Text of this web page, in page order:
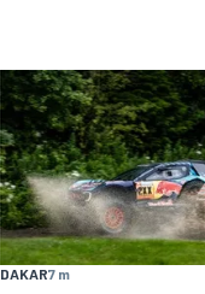
DAKAR7 m